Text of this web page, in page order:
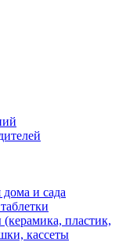
и сада
пластик,
кассеты